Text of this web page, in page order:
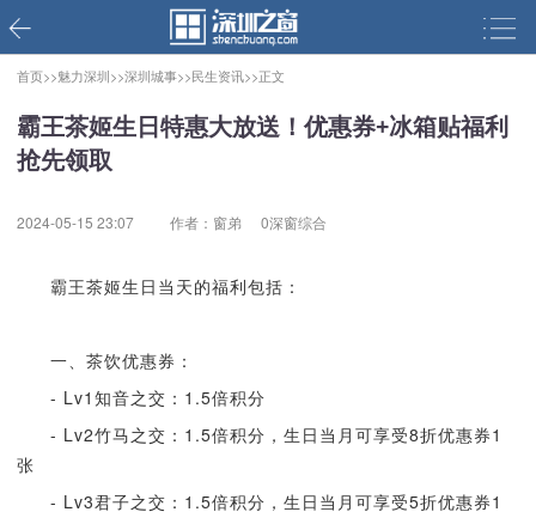
首页>>魅力深圳>>深圳城事>>民生资讯>>正文
霸王茶姬生日特惠大放送！优惠券+冰箱贴福利
抢先领取
2024-05-15 23:07 作者：窗弟 0深窗综合
霸王茶姬生日当天的福利包括：
一、茶饮优惠券：
- Lv1知音之交：1.5倍积分
- Lv2竹马之交：1.5倍积分，生日当月可享受8折优惠券1
张
- Lv3君子之交：1.5倍积分，生日当月可享受5折优惠券1